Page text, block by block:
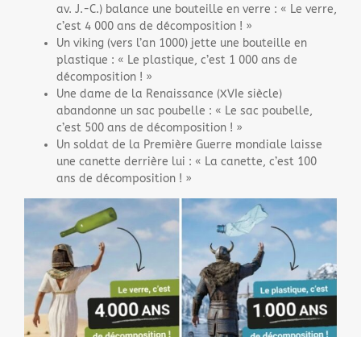
av. J.-C.) balance une bouteille en verre : « Le verre,
c’est 4 000 ans de décomposition ! »
Un viking (vers l’an 1000) jette une bouteille en
plastique : « Le plastique, c’est 1 000 ans de
décomposition ! »
Une dame de la Renaissance (XVIe siècle)
abandonne un sac poubelle : « Le sac poubelle,
c’est 500 ans de décomposition ! »
Un soldat de la Première Guerre mondiale laisse
une canette derrière lui : « La canette, c’est 100
ans de décomposition ! »